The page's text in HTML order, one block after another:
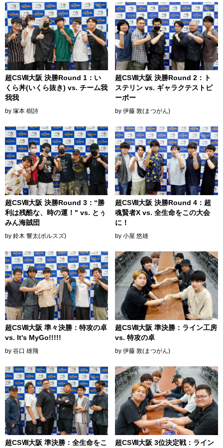
超CSⅧ大阪 決勝Round 1：い
くら丼(いくら抜き) vs. チーム我
我我
by 塚本 樹詩
超CSⅧ大阪 決勝Round 2：ト
ステリン vs. ギャラクテストピ
ーポー
by 伊藤 敦(まつがん)
超CSⅧ大阪 決勝Round 3：“勝
利は残酷な、時の運！" vs. とぅ
みん海賊団
by 鈴木 響太(ボルスズ)
超CSⅧ大阪 決勝Round 4：超
魂賢者X vs. 全生命をこの大会
に！
by 小屋 悠雄
超CSⅧ大阪 準々決勝：特攻の卓
vs. It's MyGo!!!!!
by 谷口 雄飛
超CSⅧ大阪 準決勝：ライン工房
vs. 特攻の卓
by 伊藤 敦(まつがん)
超CSⅧ大阪 準決勝：全生命をこ
超CSⅧ大阪 3位決定戦：ライン